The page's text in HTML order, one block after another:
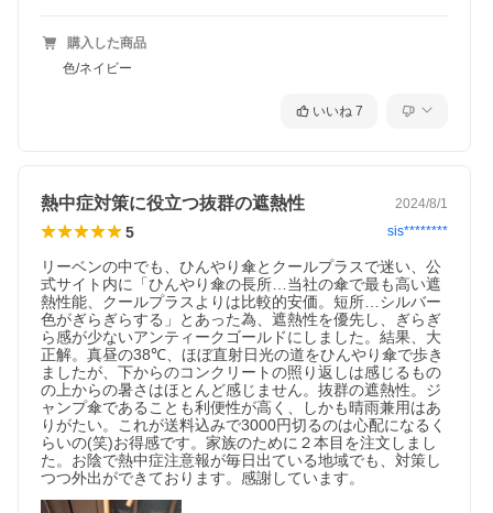
購入した商品
色/ネイビー
いいね 7
熱中症対策に役立つ抜群の遮熱性 2024/8/1
5 sis********
リーベンの中でも、ひんやり傘とクールプラスで迷い、公
式サイト内に「ひんやり傘の長所…当社の傘で最も高い遮
熱性能、クールプラスよりは比較的安価。短所…シルバー
色がぎらぎらする」とあった為、遮熱性を優先し、ぎらぎ
ら感が少ないアンティークゴールドにしました。結果、大
正解。真昼の38℃、ほぼ直射日光の道をひんやり傘で歩き
ましたが、下からのコンクリートの照り返しは感じるもの
の上からの暑さはほとんど感じません。抜群の遮熱性。ジ
ャンプ傘であることも利便性が高く、しかも晴雨兼用はあ
りがたい。これが送料込みで3000円切るのは心配になるく
らいの(笑)お得感です。家族のために２本目を注文しまし
た。お陰で熱中症注意報が毎日出ている地域でも、対策し
つつ外出ができております。感謝しています。